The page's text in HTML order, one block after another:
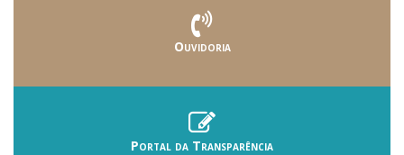
Ouvidoria
Portal da Transparência